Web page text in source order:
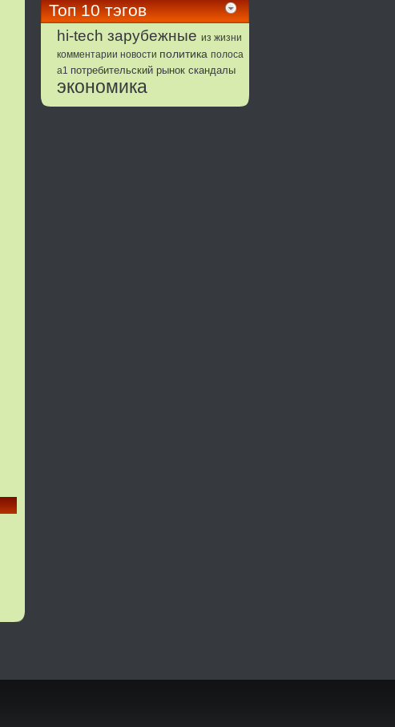
Топ 10 тэгов
hi-tech зарубежные из жизни
комментарии новости политика полоса
а1 потребительский рынок скандалы
экономика